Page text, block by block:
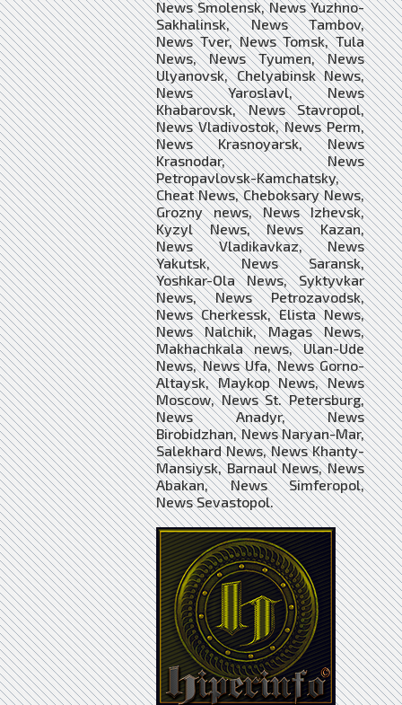
News Smolensk, News Yuzhno-
Sakhalinsk, News Tambov,
News Tver, News Tomsk, Tula
News, News Tyumen, News
Ulyanovsk, Chelyabinsk News,
News Yaroslavl, News
Khabarovsk, News Stavropol,
News Vladivostok, News Perm,
News Krasnoyarsk, News
Krasnodar, News
Petropavlovsk-Kamchatsky,
Cheat News, Cheboksary News,
Grozny news, News Izhevsk,
Kyzyl News, News Kazan,
News Vladikavkaz, News
Yakutsk, News Saransk,
Yoshkar-Ola News, Syktyvkar
News, News Petrozavodsk,
News Cherkessk, Elista News,
News Nalchik, Magas News,
Makhachkala news, Ulan-Ude
News, News Ufa, News Gorno-
Altaysk, Maykop News, News
Moscow, News St. Petersburg,
News Anadyr, News
Birobidzhan, News Naryan-Mar,
Salekhard News, News Khanty-
Mansiysk, Barnaul News, News
Abakan, News Simferopol,
News Sevastopol.